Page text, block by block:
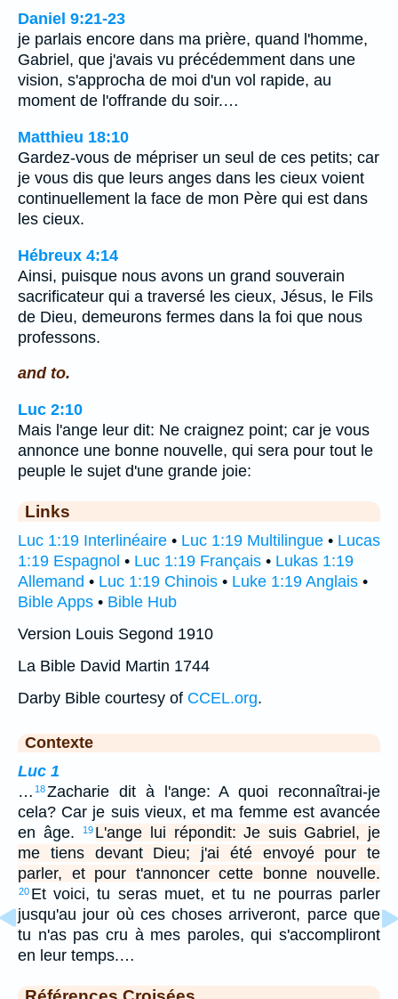
Daniel 9:21-23
je parlais encore dans ma prière, quand l'homme,
Gabriel, que j'avais vu précédemment dans une
vision, s'approcha de moi d'un vol rapide, au
moment de l'offrande du soir.…
Matthieu 18:10
Gardez-vous de mépriser un seul de ces petits; car
je vous dis que leurs anges dans les cieux voient
continuellement la face de mon Père qui est dans
les cieux.
Hébreux 4:14
Ainsi, puisque nous avons un grand souverain
sacrificateur qui a traversé les cieux, Jésus, le Fils
de Dieu, demeurons fermes dans la foi que nous
professons.
and to.
Luc 2:10
Mais l'ange leur dit: Ne craignez point; car je vous
annonce une bonne nouvelle, qui sera pour tout le
peuple le sujet d'une grande joie:
Links
Luc 1:19 Interlinéaire • Luc 1:19 Multilingue • Lucas
1:19 Espagnol • Luc 1:19 Français • Lukas 1:19
Allemand • Luc 1:19 Chinois • Luke 1:19 Anglais •
Bible Apps • Bible Hub
Version Louis Segond 1910
La Bible David Martin 1744
Darby Bible courtesy of CCEL.org.
Contexte
Luc 1
… 18Zacharie dit à l'ange: A quoi reconnaîtrai-je
cela? Car je suis vieux, et ma femme est avancée
en âge.
19 L'ange lui répondit: Je suis Gabriel, je
me tiens devant Dieu; j'ai été envoyé pour te
parler, et pour t'annoncer cette bonne nouvelle.
20 Et voici, tu seras muet, et tu ne pourras parler
jusqu'au jour où ces choses arriveront, parce que
tu n'as pas cru à mes paroles, qui s'accompliront
en leur temps.…